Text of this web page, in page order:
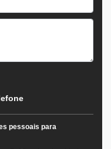
pessoais para